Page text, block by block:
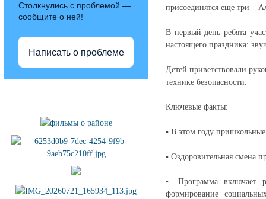
Столкнулись с проблемой —
сообщите о ней!
Написать о проблеме
присоединятся еще три –
В первый день ребята
настоящего праздника:
Детей приветствовали
технике безопасности.
Ключевые факты:
▪ В этом году
▪ Оздоровительная смена
▪ Программа включает
формирование